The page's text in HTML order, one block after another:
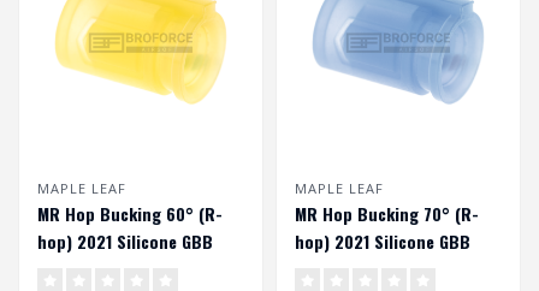
MAPLE LEAF
MR Hop Bucking 60° (R-
hop) 2021 Silicone GBB
MAPLE LEAF
MR Hop Bucking 70° (R-
hop) 2021 Silicone GBB